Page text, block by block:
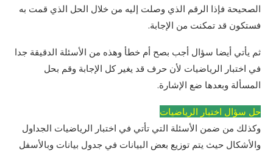
الصحيحة فإذا الرقم الذي وصلت إليه من خلال الحل الذي قمت به
فستكون قد تمكنت من الإجابة.
ثم يأتي أيضا سؤال أجب بصح أم خطأ وهذه من الأسئلة الدقيقة جدا
في اختبار الرياضيات لأن حرف قد يغير كل الإجابة وقم بحل
المسألة وبعدها ضع الإشارة.
حل سؤال اختبار الرياضيات
وكذلك من ضمن الأسئلة التي تأتي في اختبار الرياضيات الجداول
والأشكال حيث يتم توزيع بعض البيانات في جدول بيانات وبالأسفل